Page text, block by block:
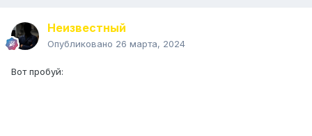
Неизвестный
Опубликовано 26 марта, 2024
Вот пробуй: